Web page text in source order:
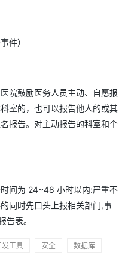
件）
院鼓励医务人员主动、自愿报
室的，也可以报告他人的或其
报告。对主动报告的科室和个
间为 24~48 小时以内:严重不
同时先口头上报相关部门,事
表。
发工具 安全
数据库